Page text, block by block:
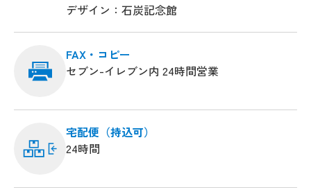
デザイン：石炭記念館
FAX・コピー
セブン-イレブン内 24時間営業
宅配便（持込可）
24時間